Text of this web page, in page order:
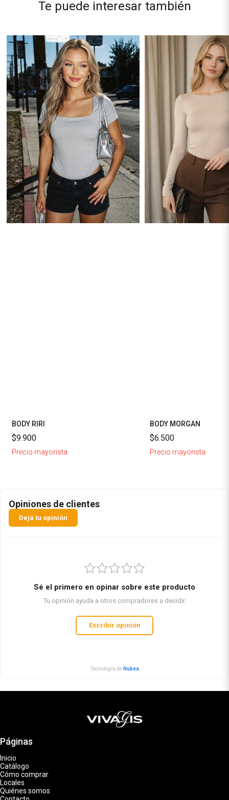
Te puede interesar también
BODY RIRI
$9.900
Precio mayorista
BODY MORGAN
$6.500
Precio mayorista
Opiniones de clientes
Dejá tu opinión
Sé el primero en opinar sobre este producto
Tu opinión ayuda a otros compradores a decidir.
Escribir opinión
Tecnología de Nubea
Páginas
Inicio
Catálogo
Cómo comprar
Locales
Quiénes somos